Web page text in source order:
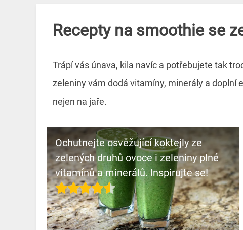
Recepty na smoothie se
Trápí vás únava, kila navíc a potřebujete tak
zeleniny vám dodá vitamíny, minerály a
nejen na jaře.
Ochutnejte osvěžující koktejly ze
zelených druhů ovoce i zeleniny plné
vitamínů a minerálů. Inspirujte se!